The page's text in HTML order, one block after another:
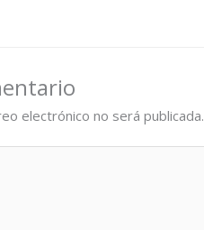
electrónico no será publicada.